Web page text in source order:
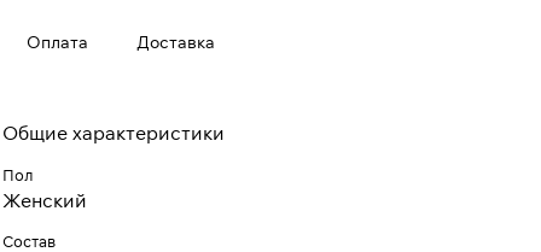
Оплата Доставка
Общие характеристики
Пол
Женский
Состав